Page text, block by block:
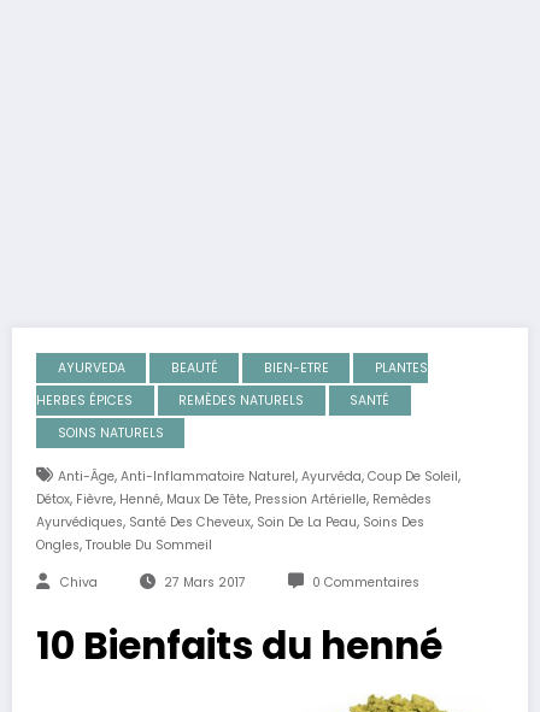
AYURVEDA BEAUTÉ BIEN-ETRE
PLANTES
HERBES ÉPICES
REMÈDES NATURELS
SANTÉ
SOINS NATURELS
Anti-Âge, Anti-Inflammatoire Naturel, Ayurvéda, Coup De Soleil,
Détox, Fièvre, Henné, Maux De Tête, Pression Artérielle, Remèdes
Ayurvédiques, Santé Des Cheveux, Soin De La Peau, Soins Des
Ongles, Trouble Du Sommeil
Chiva 27 Mars 2017 0 Commentaires
10 Bienfaits du henné